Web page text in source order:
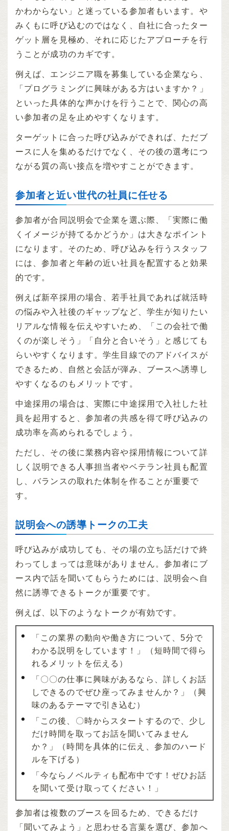
かわからない」と迷っている参加者もいます。や
みくもに呼び込むのではなく、自社に合ったター
ゲット層を見極め、それに応じたアプローチを行
うことが成功のカギです。
例えば、エンジニア職を募集している企業なら、
「プログラミングに興味がある方はいますか？」
といった具体的な声かけを行うことで、関心の高
い参加者の足を止めやすくなります。
ターゲットに合った呼び込みができれば、ただブ
ースに人を集めるだけでなく、その後の選考につ
ながる質の高い接点を増やすことができます。
参加者と近い世代の社員に任せる
参加者が合同説明会で企業を選ぶ際、「実際に働
くイメージが持てるかどうか」は大きなポイント
になります。そのため、呼び込みを行うスタッフ
には、参加者と年齢の近い社員を配置すると効果
的です。
例えば新卒採用の場合、若手社員であれば就活時
の悩みや入社後のギャップなど、学生が知りたい
リアルな情報を伝えやすいため、「この会社で働
くのが楽しそう」「自分と合いそう」と感じても
らいやすくなります。学生目線でのアドバイスが
できるため、自然と会話が弾み、ブースへ誘導し
やすくなるのもメリットです。
中途採用の場合は、実際に中途採用で入社した社
員を起用すると、参加者の共感を得て呼び込みの
成功率を高められるでしょう。
ただし、その後に業務内容や採用情報について詳
しく説明できる人事担当者やベテラン社員も配置
し、バランスの取れた体制を作ることが重要で
す。
説明会への誘導トークの工夫
呼び込みが成功しても、その場の立ち話だけで終
わってしまっては意味がありません。参加者にブ
ース内で話を聞いてもらうためには、説明会へ自
然に誘導できるトークが重要です。
例えば、以下のようなトークが有効です。
「この業界の動向や働き方について、5分で
わかる説明をしています！」（短時間で得ら
れるメリットを伝える）
「〇〇の仕事に興味があるなら、詳しくお話
しできるのでぜひ座ってみませんか？」（興
味のあるテーマで引き込む）
「この後、〇時からスタートするので、少し
だけ時間を取ってお話を聞いてみません
か？」（時間を具体的に伝え、参加のハード
ルを下げる）
「今ならノベルティも配布中です！ぜひお話
を聞いて受け取ってください！」
参加者は複数のブースを回るため、できるだけ
「聞いてみよう」と思わせる言葉を選び、参加へ